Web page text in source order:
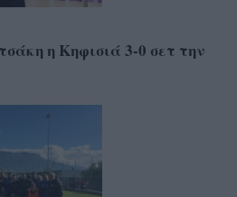
η Κηφισιά 3-0 σετ την